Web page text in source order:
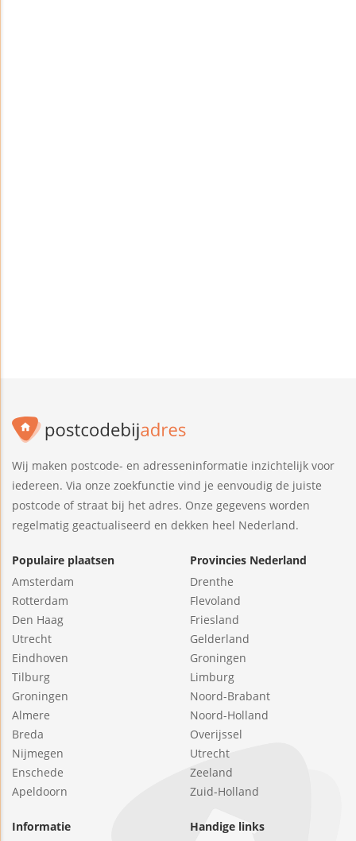
Wij maken postcode- en adresseninformatie inzichtelijk voor
iedereen. Via onze zoekfunctie vind je eenvoudig de juiste
postcode of straat bij het adres. Onze gegevens worden
regelmatig geactualiseerd en dekken heel Nederland.
Populaire plaatsen
Amsterdam
Rotterdam
Den Haag
Utrecht
Eindhoven
Tilburg
Groningen
Almere
Breda
Nijmegen
Enschede
Apeldoorn
Provincies Nederland
Drenthe
Flevoland
Friesland
Gelderland
Groningen
Limburg
Noord-Brabant
Noord-Holland
Overijssel
Utrecht
Zeeland
Zuid-Holland
Informatie
Handige links